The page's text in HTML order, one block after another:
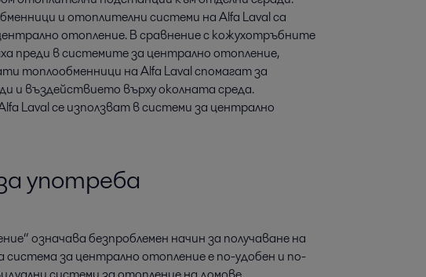
и отоплителни системи на Alfa Laval са
отопление. В сравнение с кожухотръбните
преди в системите за централно отопление,
топлообменници на Alfa Laval спомагат за
и въздействието върху околната среда.
Laval се използват в системи за централно
употреба
означава безпроблемен начин за получаване на
за централно отопление е по-удобен и по-